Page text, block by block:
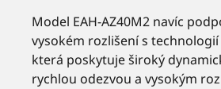
Model EAH-AZ40M2 navíc
vysokém rozlišení s
která poskytuje široký
rychlou odezvou a vysokým